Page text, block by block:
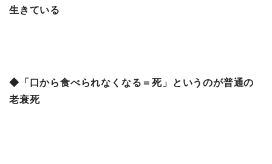
生きている
◆「口から食べられなくなる＝死」というのが普通の
老衰死